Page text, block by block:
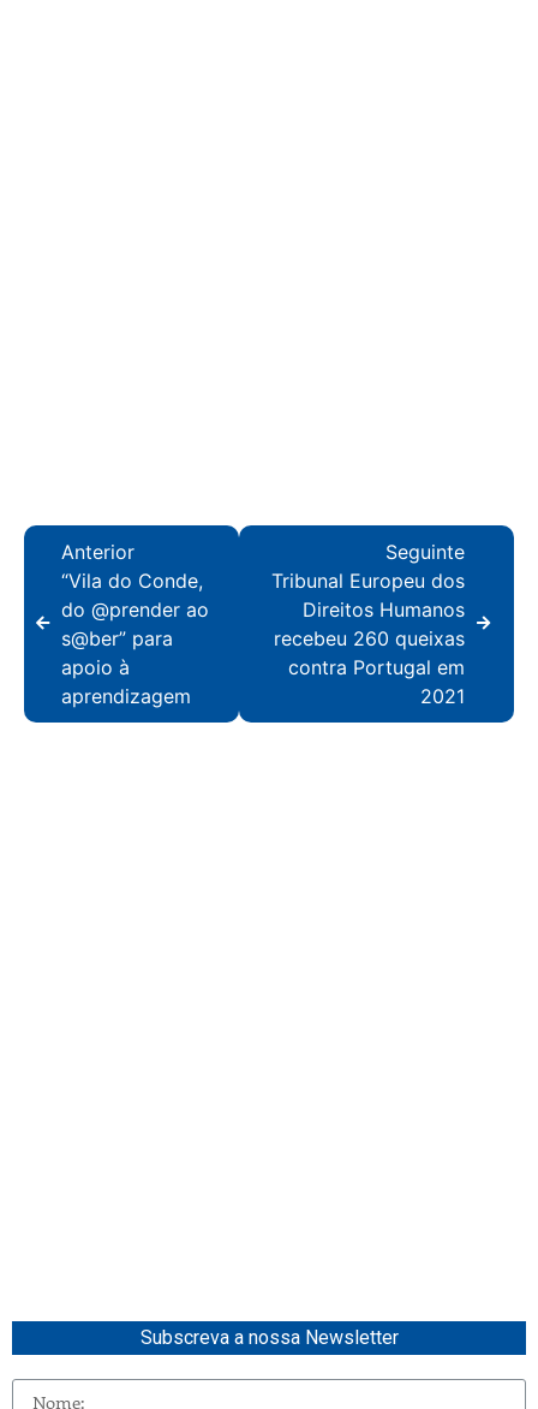
Anterior
“Vila do Conde,
do @prender ao
s@ber” para
apoio à
aprendizagem
Seguinte
Tribunal Europeu dos
Direitos Humanos
recebeu 260 queixas
contra Portugal em
2021
Subscreva a nossa Newsletter